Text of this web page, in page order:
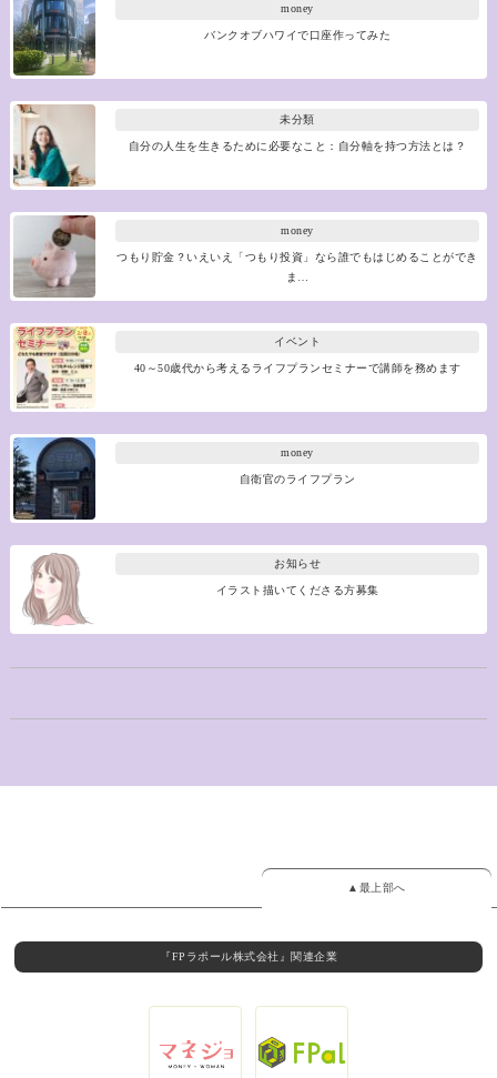
money
バンクオブハワイで口座作ってみた
未分類
自分の人生を生きるために必要なこと：自分軸を持つ方法とは？
money
つもり貯金？いえいえ「つもり投資」なら誰でもはじめることができ
ま…
イベント
40～50歳代から考えるライフプランセミナーで講師を務めます
money
自衛官のライフプラン
お知らせ
イラスト描いてくださる方募集
▲最上部へ
『FPラポール株式会社』関連企業